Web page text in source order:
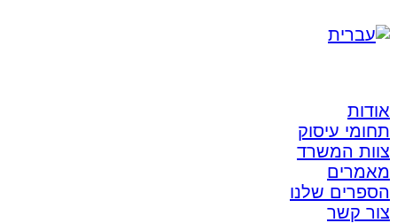
אודות
תחומי עיסוק
צוות המשרד
מאמרים
הספרים שלנו
צור קשר